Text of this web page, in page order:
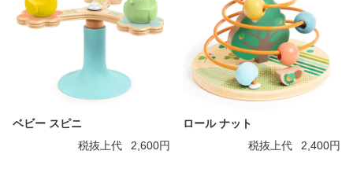
ベビー スピニ
税抜上代
2,600円
ロール ナット
税抜上代
2,400円